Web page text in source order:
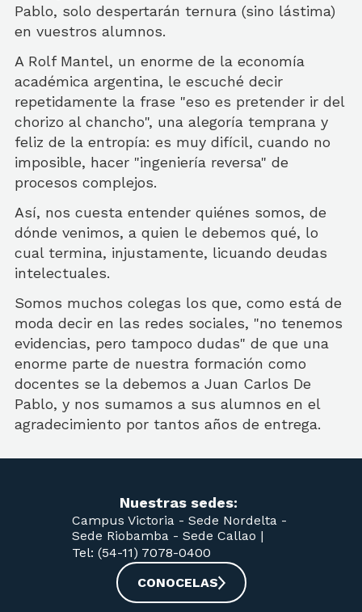
Pablo, solo despertarán ternura (sino lástima)
en vuestros alumnos.
A Rolf Mantel, un enorme de la economía
académica argentina, le escuché decir
repetidamente la frase "eso es pretender ir del
chorizo al chancho", una alegoría temprana y
feliz de la entropía: es muy difícil, cuando no
imposible, hacer "ingeniería reversa" de
procesos complejos.
Así, nos cuesta entender quiénes somos, de
dónde venimos, a quien le debemos qué, lo
cual termina, injustamente, licuando deudas
intelectuales.
Somos muchos colegas los que, como está de
moda decir en las redes sociales, "no tenemos
evidencias, pero tampoco dudas" de que una
enorme parte de nuestra formación como
docentes se la debemos a Juan Carlos De
Pablo, y nos sumamos a sus alumnos en el
agradecimiento por tantos años de entrega.
Nuestras sedes:
Campus Victoria - Sede Nordelta -
Sede Riobamba - Sede Callao |
Tel: (54-11) 7078-0400
CONOCELAS